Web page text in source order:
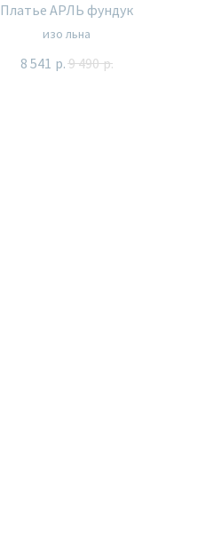
Платье АРЛЬ фундук
изо льна
8 541 р.9 490 р.